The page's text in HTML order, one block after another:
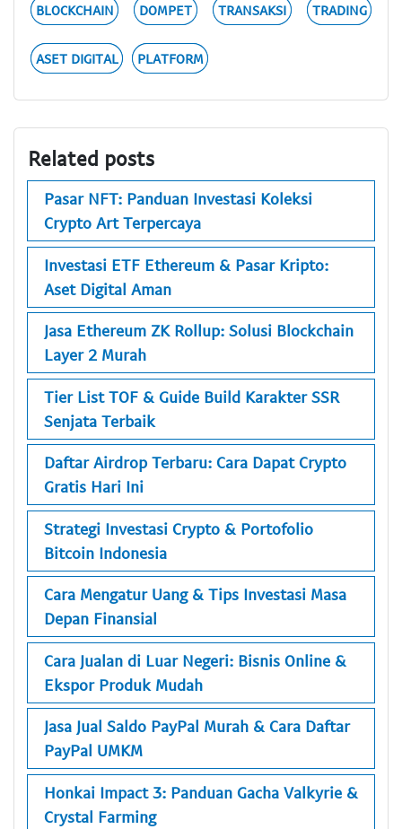
BLOCKCHAIN DOMPET TRANSAKSI TRADING
ASET DIGITAL PLATFORM
Related posts
Pasar NFT: Panduan Investasi Koleksi
Crypto Art Terpercaya
Investasi ETF Ethereum & Pasar Kripto:
Aset Digital Aman
Jasa Ethereum ZK Rollup: Solusi Blockchain
Layer 2 Murah
Tier List TOF & Guide Build Karakter SSR
Senjata Terbaik
Daftar Airdrop Terbaru: Cara Dapat Crypto
Gratis Hari Ini
Strategi Investasi Crypto & Portofolio
Bitcoin Indonesia
Cara Mengatur Uang & Tips Investasi Masa
Depan Finansial
Cara Jualan di Luar Negeri: Bisnis Online &
Ekspor Produk Mudah
Jasa Jual Saldo PayPal Murah & Cara Daftar
PayPal UMKM
Honkai Impact 3: Panduan Gacha Valkyrie &
Crystal Farming